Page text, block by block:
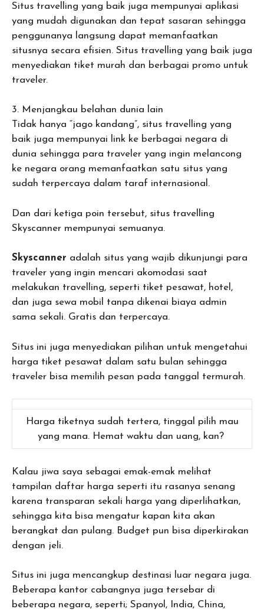
Situs travelling yang baik juga mempunyai aplikasi
yang mudah digunakan dan tepat sasaran sehingga
penggunanya langsung dapat memanfaatkan
situsnya secara efisien. Situs travelling yang baik juga
menyediakan tiket murah dan berbagai promo untuk
traveler.
3. Menjangkau belahan dunia lain
Tidak hanya “jago kandang”, situs travelling yang
baik juga mempunyai link ke berbagai negara di
dunia sehingga para traveler yang ingin melancong
ke negara orang memanfaatkan satu situs yang
sudah terpercaya dalam taraf internasional.
Dan dari ketiga poin tersebut, situs travelling
Skyscanner mempunyai semuanya.
Skyscanner adalah situs yang wajib dikunjungi para
traveler yang ingin mencari akomodasi saat
melakukan travelling, seperti tiket pesawat, hotel,
dan juga sewa mobil tanpa dikenai biaya admin
sama sekali. Gratis dan terpercaya.
Situs ini juga menyediakan pilihan untuk mengetahui
harga tiket pesawat dalam satu bulan sehingga
traveler bisa memilih pesan pada tanggal termurah.
Harga tiketnya sudah tertera, tinggal pilih mau
yang mana. Hemat waktu dan uang, kan?
Kalau jiwa saya sebagai emak-emak melihat
tampilan daftar harga seperti itu rasanya senang
karena transparan sekali harga yang diperlihatkan,
sehingga kita bisa mengatur kapan kita akan
berangkat dan pulang. Budget pun bisa diperkirakan
dengan jeli.
Situs ini juga mencangkup destinasi luar negara juga.
Beberapa kantor cabangnya juga tersebar di
beberapa negara, seperti; Spanyol, India, China,